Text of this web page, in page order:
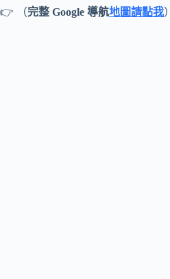
👉 （完整 Google 導航地圖請點我）